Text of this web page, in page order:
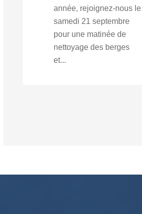
année, rejoignez-nous le
samedi 21 septembre
pour une matinée de
nettoyage des berges
et...